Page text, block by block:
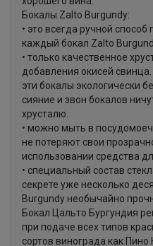
Бокалы Zalto Burgundy:
• это всегда ручной
каждый бокал Zalto
• только качественное
добавления окисей
эти бокалы экологически
сияние и звон бокалов
хрусталю.
• можно мыть в
не потеряют свои
использовании средства
• специальный состав
секрете уже несколько
Burgundy необычайно
Бокал Цальто Бургундия
при подаче всех типов
сортов винограда как